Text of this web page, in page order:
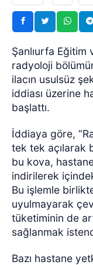
Şanlıurfa Eğitim
radyoloji
ilacın usulsüz
iddiası üzerine
başlattı.
İddiaya göre,
tek tek açılarak
bu kova,
indirilerek
Bu işlemle
uyulmayarak
tüketiminin de
sağlanmak
Bazı hastane